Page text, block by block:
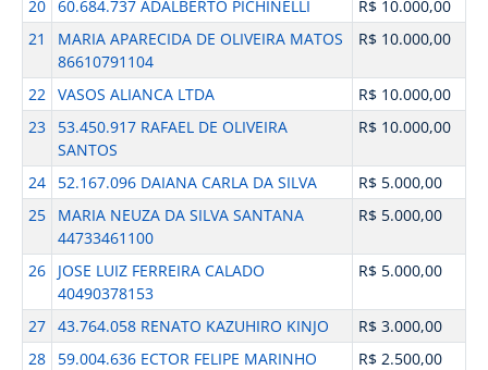
20 60.684.737 ADALBERTO PICHINELLI
R$ 10.000,00
21
MARIA APARECIDA DE OLIVEIRA MATOS
86610791104
R$ 10.000,00
22 VASOS ALIANCA LTDA
R$ 10.000,00
23
53.450.917 RAFAEL DE OLIVEIRA
SANTOS
R$ 10.000,00
24 52.167.096 DAIANA CARLA DA SILVA
R$ 5.000,00
25
MARIA NEUZA DA SILVA SANTANA
44733461100
R$ 5.000,00
26
JOSE LUIZ FERREIRA CALADO
40490378153
R$ 5.000,00
27 43.764.058 RENATO KAZUHIRO KINJO
R$ 3.000,00
28
59.004.636 ECTOR FELIPE MARINHO
R$ 2.500,00